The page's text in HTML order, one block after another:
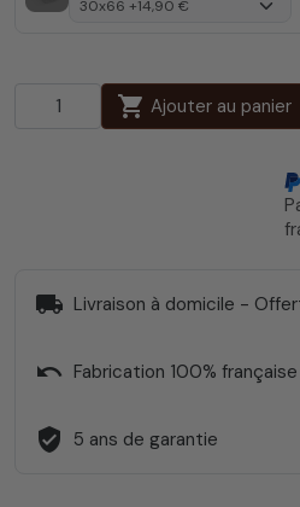
shopping_cart Ajouter au panier
local_shipping Livraison à domicile -
undo Fabrication 100% française
verified_user 5 ans de garantie